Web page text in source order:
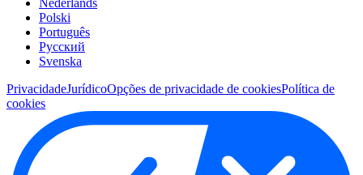
Polski
Português
Pусский
Svenska
PrivacidadeJurídicoOpções de privacidade de cookiesPolítica de
cookies